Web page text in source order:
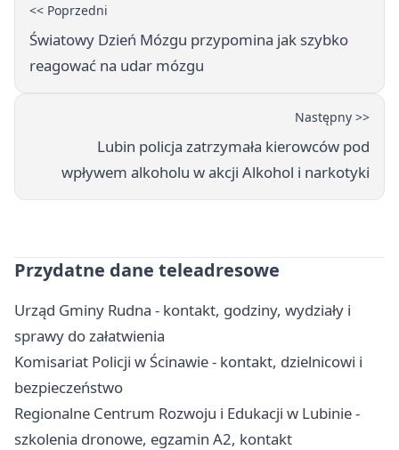
<< Poprzedni
Światowy Dzień Mózgu przypomina jak szybko
reagować na udar mózgu
Następny >>
Lubin policja zatrzymała kierowców pod
wpływem alkoholu w akcji Alkohol i narkotyki
Przydatne dane teleadresowe
Urząd Gminy Rudna - kontakt, godziny, wydziały i
sprawy do załatwienia
Komisariat Policji w Ścinawie - kontakt, dzielnicowi i
bezpieczeństwo
Regionalne Centrum Rozwoju i Edukacji w Lubinie -
szkolenia dronowe, egzamin A2, kontakt